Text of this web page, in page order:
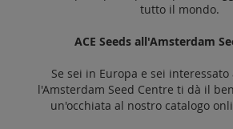
tutto il mondo.
ACE Seeds all'Amsterdam
Se sei in Europa e sei interessato
l'Amsterdam Seed Centre ti dà il
un'occhiata al nostro catalogo